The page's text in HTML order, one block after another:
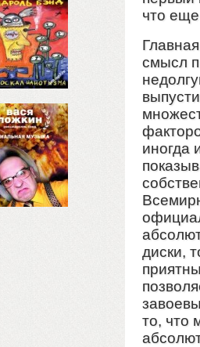
что
смысл
иногда
диски,
то, что